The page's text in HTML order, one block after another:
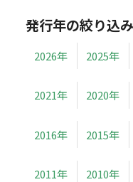
発行年の絞り込み
2026年 2025年
2021年 2020年
2016年 2015年
2011年 2010年